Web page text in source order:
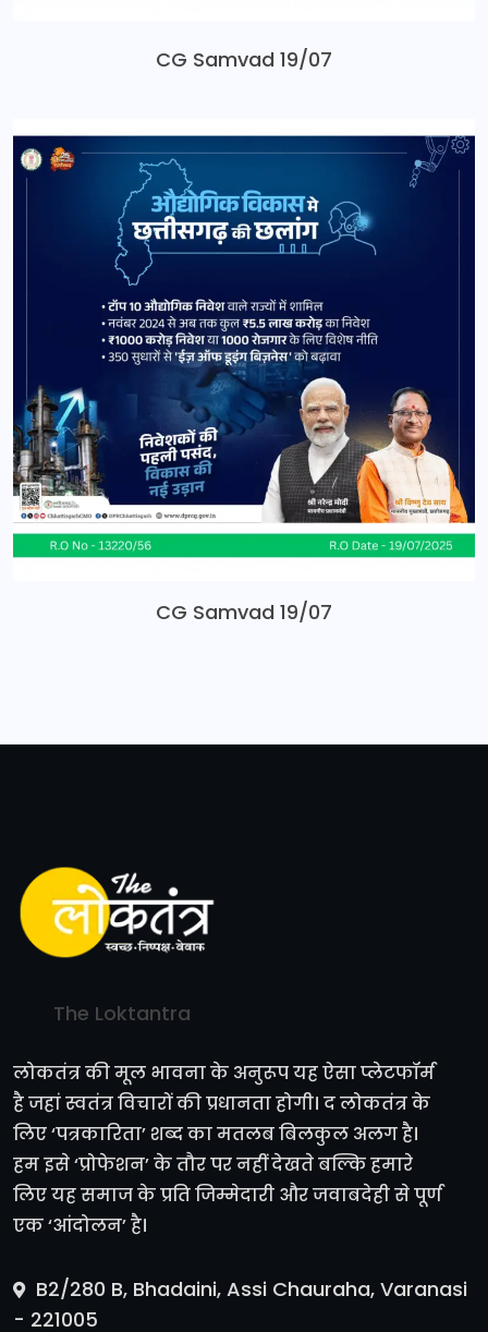
CG Samvad 19/07
CG Samvad 19/07
The Loktantra
लोकतंत्र की मूल भावना के अनुरूप यह ऐसा प्लेटफॉर्म
है जहां स्वतंत्र विचारों की प्रधानता होगी। द लोकतंत्र के
लिए ‘पत्रकारिता’ शब्द का मतलब बिलकुल अलग है।
हम इसे ‘प्रोफेशन’ के तौर पर नहीं देखते बल्कि हमारे
लिए यह समाज के प्रति जिम्मेदारी और जवाबदेही से पूर्ण
एक ‘आंदोलन’ है।
B2/280 B, Bhadaini, Assi Chauraha, Varanasi
- 221005